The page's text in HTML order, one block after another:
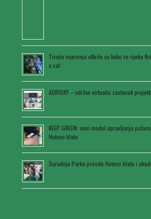
Tisuće mjerenja otkrile su kako se rijeka
u sat
ADRISKY – održan virtualni sastanak
KEEP‑GREEN: novi model upravljanja
Hutovu blatu
Suradnja Parka prirode Hutovo blato i